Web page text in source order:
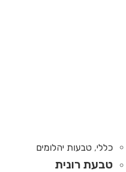
כללי, טבעות יהלומים
טבעת רונית